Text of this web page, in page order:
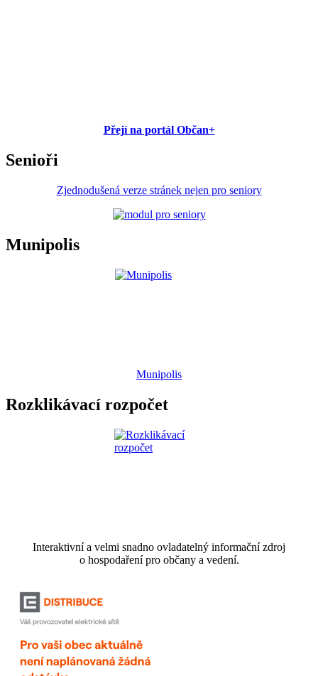
Přejí na portál Občan+
Senioři
Zjednodušená verze stránek nejen pro seniory
Munipolis
Munipolis
Rozklikávací rozpočet
Interaktivní a velmi snadno ovladatelný informační zdroj
o hospodaření pro občany a vedení.